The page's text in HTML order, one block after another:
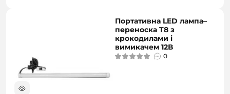
Портативна LED лампа–
переноска T8 з
крокодилами і
вимикачем 12В
0